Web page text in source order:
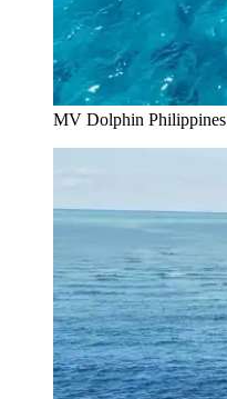
MV Dolphin Philippines